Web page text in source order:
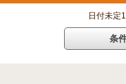
日付未定
条